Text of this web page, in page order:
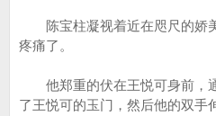
陈宝柱凝视着近在咫尺的娇
疼痛了。
他郑重的伏在王悦可身前，
了王悦可的玉门，然后他的双手